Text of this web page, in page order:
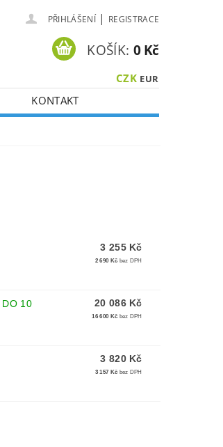
PŘIHLÁŠENÍ | REGISTRACE
CZK EUR
KOŠÍK: 0 Kč
KONTAKT
3 255 Kč
2 690 Kč bez DPH
DO 10
20 086 Kč
16 600 Kč bez DPH
3 820 Kč
3 157 Kč bez DPH